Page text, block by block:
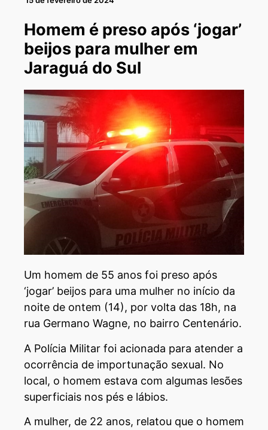
Homem é preso após ‘jogar’
beijos para mulher em
Jaraguá do Sul
Um homem de 55 anos foi preso após
‘jogar’ beijos para uma mulher no início da
noite de ontem (14), por volta das 18h, na
rua Germano Wagne, no bairro Centenário.
A Polícia Militar foi acionada para atender a
ocorrência de importunação sexual. No
local, o homem estava com algumas lesões
superficiais nos pés e lábios.
A mulher, de 22 anos, relatou que o homem